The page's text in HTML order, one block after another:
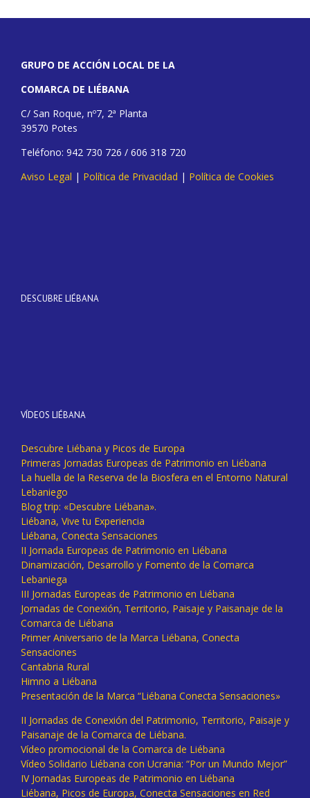
GRUPO DE ACCIÓN LOCAL DE LA
COMARCA DE LIÉBANA
C/ San Roque, nº7, 2ª Planta
39570 Potes
Teléfono: 942 730 726 / 606 318 720
Aviso Legal | Política de Privacidad | Política de Cookies
DESCUBRE LIÉBANA
VÍDEOS LIÉBANA
Descubre Liébana y Picos de Europa
Primeras Jornadas Europeas de Patrimonio en Liébana
La huella de la Reserva de la Biosfera en el Entorno Natural
Lebaniego
Blog trip: «Descubre Liébana».
Liébana, Vive tu Experiencia
Liébana, Conecta Sensaciones
II Jornada Europeas de Patrimonio en Liébana
Dinamización, Desarrollo y Fomento de la Comarca
Lebaniega
III Jornadas Europeas de Patrimonio en Liébana
Jornadas de Conexión, Territorio, Paisaje y Paisanaje de la
Comarca de Liébana
Primer Aniversario de la Marca Liébana, Conecta
Sensaciones
Cantabria Rural
Himno a Liébana
Presentación de la Marca “Liébana Conecta Sensaciones»
II Jornadas de Conexión del Patrimonio, Territorio, Paisaje y
Paisanaje de la Comarca de Liébana.
Vídeo promocional de la Comarca de Liébana
Vídeo Solidario Liébana con Ucrania: “Por un Mundo Mejor”
IV Jornadas Europeas de Patrimonio en Liébana
Liébana, Picos de Europa, Conecta Sensaciones en Red